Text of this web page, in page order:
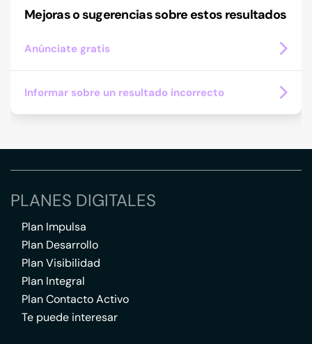
Mejoras o sugerencias sobre estos resultados
Anúnciate gratis
Informar sobre un resultado incorrecto
PLANES DIGITALES
Plan Impulsa
Plan Desarrollo
Plan Visibilidad
Plan Integral
Plan Contacto Activo
Te puede interesar